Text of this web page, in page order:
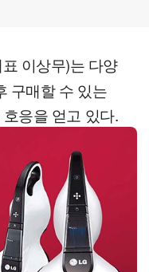
이상무)는 다양
구매할 수 있는
응을 얻고 있다.